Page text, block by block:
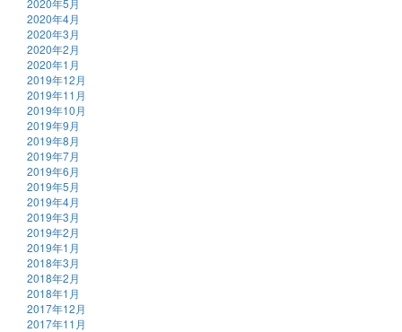
2020年5月
2020年4月
2020年3月
2020年2月
2020年1月
2019年12月
2019年11月
2019年10月
2019年9月
2019年8月
2019年7月
2019年6月
2019年5月
2019年4月
2019年3月
2019年2月
2019年1月
2018年3月
2018年2月
2018年1月
2017年12月
2017年11月